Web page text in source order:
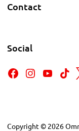
Contact
Social
Copyright © 2026